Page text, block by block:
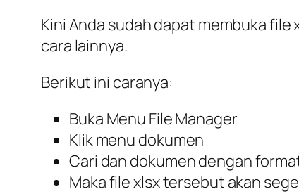
Kini Anda sudah dapat membuka
cara lainnya.
Berikut ini caranya:
Buka Menu File Manager
Klik menu dokumen
Cari dan dokumen dengan
Maka file xlsx tersebut akan